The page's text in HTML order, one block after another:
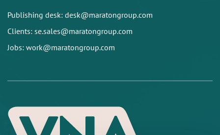
Publishing desk: desk@maratongroup.com
Clients: se.sales@maratongroup.com
Jobs: work@maratongroup.com